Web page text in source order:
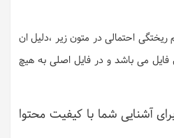
احتمالی در متون زیر ،دلیل ان
می باشد و در فایل اصلی به هیچ
آشنایی شما با کیفیت محتوا